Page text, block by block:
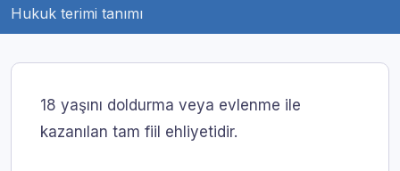
Hukuk terimi tanımı
18 yaşını doldurma veya evlenme ile
kazanılan tam fiil ehliyetidir.